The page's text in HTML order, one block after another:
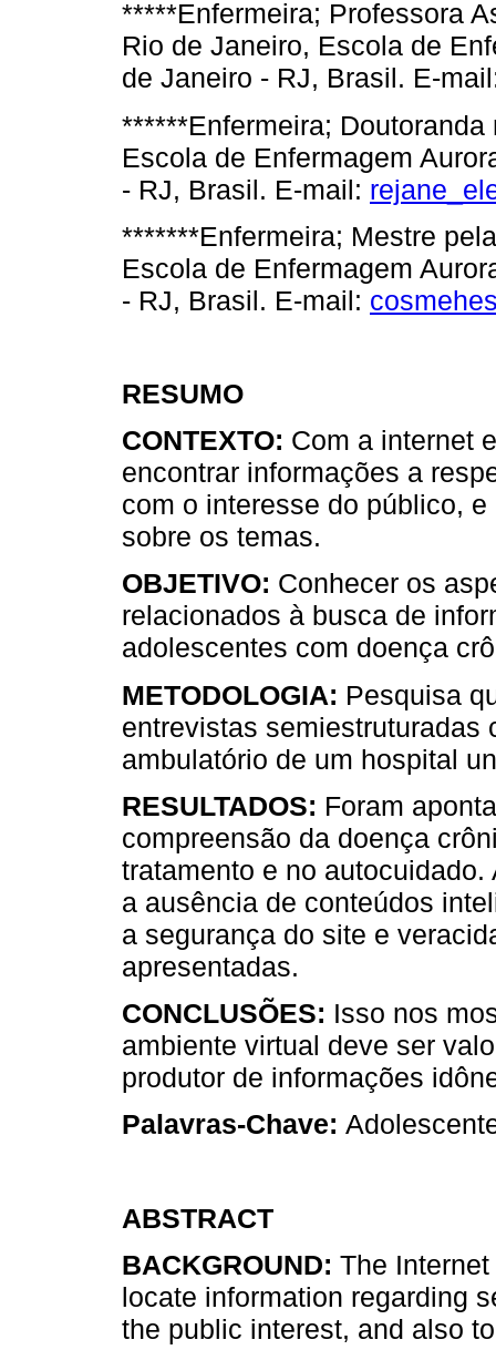
*****Enfermeira; Professora
Rio de Janeiro, Escola de
de Janeiro - RJ, Brasil. E-
******Enfermeira;
Escola de Enfermagem
- RJ, Brasil. E-mail:
*******Enfermeira; Mestre
Escola de Enfermagem
- RJ, Brasil. E-mail:
RESUMO
CONTEXTO: Com a internet
encontrar informações a
com o interesse do público,
sobre os temas.
OBJETIVO: Conhecer os
relacionados à busca de
adolescentes com doença
METODOLOGIA: Pesquisa
entrevistas semiestruturadas
ambulatório de um hospital
RESULTADOS: Foram
compreensão da doença
tratamento e no
a ausência de conteúdos
a segurança do site e
apresentadas.
CONCLUSÕES: Isso nos
ambiente virtual deve ser
produtor de informações
Palavras-Chave:
ABSTRACT
BACKGROUND: The
locate information regarding
the public interest, and also